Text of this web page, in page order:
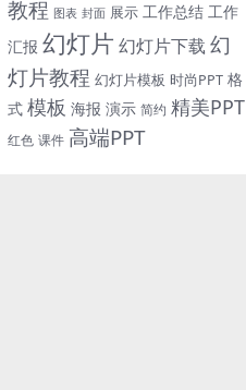
教程 图表 封面 展示 工作总结 工作
汇报 幻灯片 幻灯片下载 幻
灯片教程 幻灯片模板 时尚PPT 格
式 模板 海报 演示 简约 精美PPT
红色 课件 高端PPT